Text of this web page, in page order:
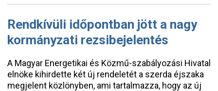
Rendkívüli időpontban jött a nagy
kormányzati rezsibejelentés
A Magyar Energetikai és Közmű-szabályozási Hivatal
elnöke kihirdette két új rendeletét a szerda éjszaka
megjelent közlönyben, ami tartalmazza, hogy az új